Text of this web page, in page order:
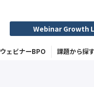
Webinar Growth
ウェビナーBPO 課題から探す